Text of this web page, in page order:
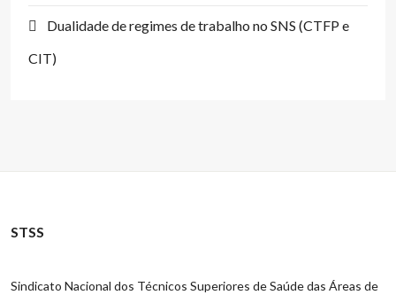
Dualidade de regimes de trabalho no SNS (CTFP e
CIT)
STSS
Sindicato Nacional dos Técnicos Superiores de Saúde das Áreas de